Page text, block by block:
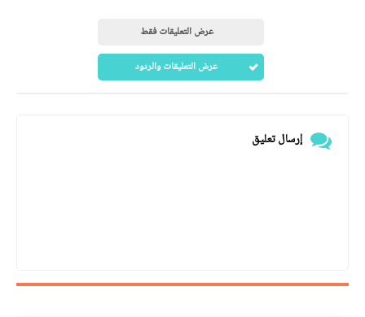
عرض التعليقات فقط
عرض التعليقات والردود
إرسال تعليق